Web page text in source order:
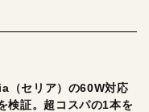
（セリア）の60W対応
検証。超コスパの1本を